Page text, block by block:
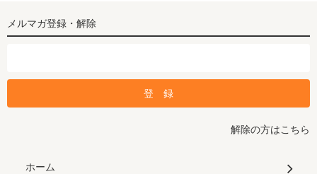
メルマガ登録・解除
解除の方はこちら
ホーム